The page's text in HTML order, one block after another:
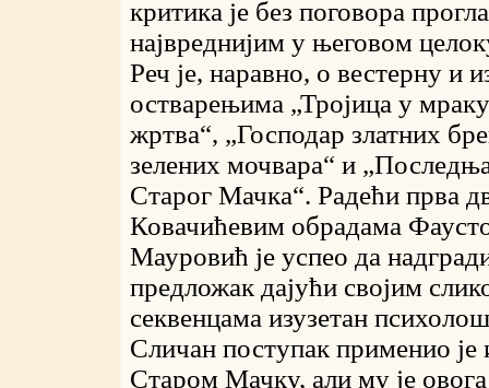
критика је без поговора
највреднијим у његовом
Реч је, наравно, о вестерну и
остварењима „Тројица у
жртва“, „Господар златних
зелених мочвара“ и
Старог Мачка“. Радећи прва
Ковачићевим обрадама
Мауровић је успео да
предложак дајући својим
секвенцама изузетан
Сличан поступак применио је
Старом Мачку, али му је